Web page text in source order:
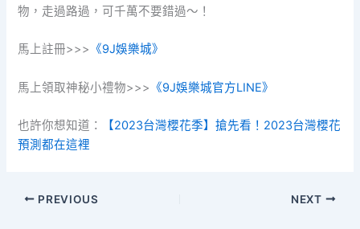
物，走過路過，可千萬不要錯過～！
馬上註冊>>> 《9J娛樂城》
馬上領取神秘小禮物>>> 《9J娛樂城官方LINE》
也許你想知道：
【2023台灣櫻花季】搶先看！2023台灣櫻花
預測都在這裡
PREVIOUS NEXT